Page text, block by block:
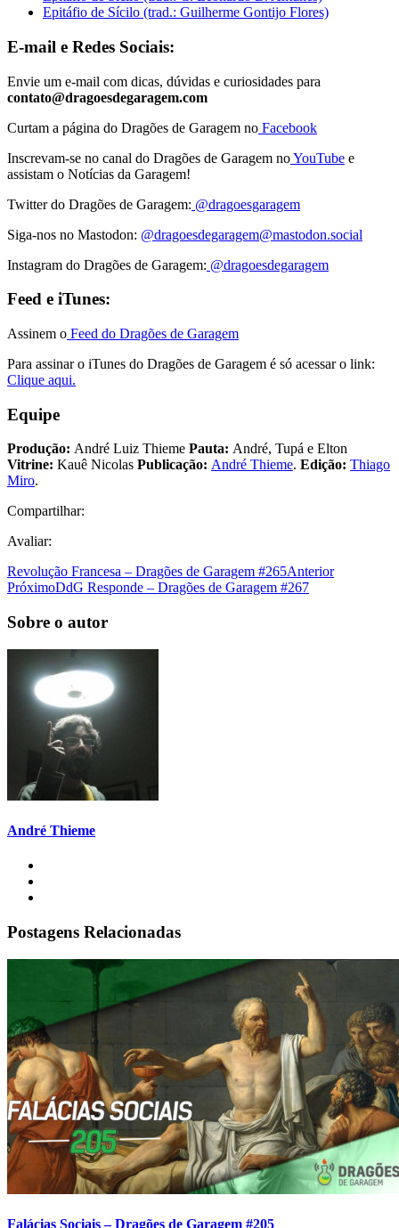
Epitáfio de Sícilo (trad.: Guilherme Gontijo Flores)
E-mail e Redes Sociais:
Envie um e-mail com dicas, dúvidas e curiosidades para
contato@dragoesdegaragem.com
Curtam a página do Dragões de Garagem no Facebook
Inscrevam-se no canal do Dragões de Garagem noYouTube e
assistam o Notícias da Garagem!
Twitter do Dragões de Garagem: @dragoesgaragem
Siga-nos no Mastodon: @dragoesdegaragem@mastodon.social
Instagram do Dragões de Garagem: @dragoesdegaragem
Feed e iTunes:
Assinem o Feed do Dragões de Garagem
Para assinar o iTunes do Dragões de Garagem é só acessar o link:
Clique aqui.
Equipe
Produção: André Luiz Thieme Pauta: André, Tupá e Elton
Vitrine: Kauê Nicolas Publicação: André Thieme. Edição: Thiago
Miro.
Compartilhar:
Avaliar:
Revolução Francesa – Dragões de Garagem #265Anterior
PróximoDdG Responde – Dragões de Garagem #267
Sobre o autor
André Thieme
Postagens Relacionadas
Falácias Sociais – Dragões de Garagem #205